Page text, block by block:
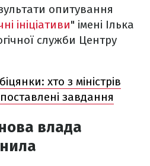
опитування
ініціативи" імені Ілька
служби Центру
хто з міністрів
завдання
влада